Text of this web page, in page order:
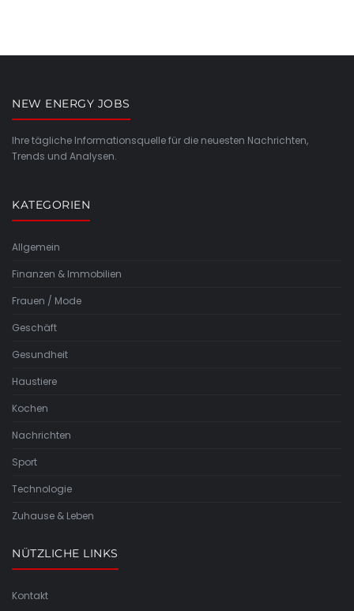
NEW ENERGY JOBS
Ihre tägliche Informationsquelle für die neuesten Nachrichten,
Trends und Analysen.
KATEGORIEN
Allgemein
Finanzen & Immobilien
Frauen / Mode
Geschäft
Gesundheit
Haustiere
Kochen
Nachrichten
Sport
Technologie
Zuhause & Leben
NÜTZLICHE LINKS
Kontakt